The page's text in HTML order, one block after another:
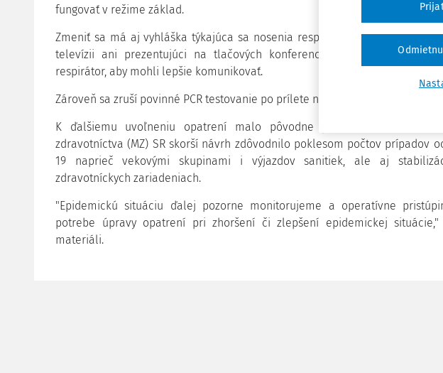
fungovať v režime základ.
Zmeniť sa má aj vyhláška týkajúca sa nosenia respirátorov. Mišík
televízii ani prezentujúci na tlačových konferenciách po novom
respirátor, aby mohli lepšie komunikovať.
Zároveň sa zruší povinné PCR testovanie po prílete na Slovensko z niektorých
K ďalšiemu uvoľneniu opatrení malo pôvodne prísť až koncom
zdravotníctva (MZ) SR skorší návrh zdôvodnilo poklesom počtov prípadov
19 naprieč vekovými skupinami i výjazdov sanitiek, ale aj
zdravotníckych zariadeniach.
"Epidemickú situáciu ďalej pozorne monitorujeme a operatívne
potrebe úpravy opatrení pri zhoršení či zlepšení epidemickej
materiáli.